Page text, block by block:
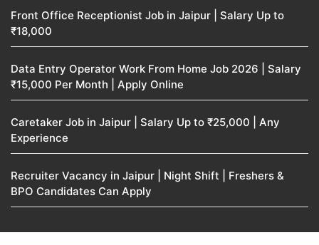
Front Office Receptionist Job in Jaipur | Salary Up to
₹18,000
Data Entry Operator Work From Home Job 2026 | Salary
₹15,000 Per Month | Apply Online
Caretaker Job in Jaipur | Salary Up to ₹25,000 | Any
Experience
Recruiter Vacancy in Jaipur | Night Shift | Freshers &
BPO Candidates Can Apply